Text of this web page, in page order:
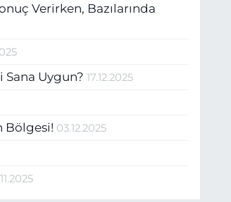
Verirken, Bazılarında
Sana Uygun?17.12.2025
Bölgesi! 03.12.2025